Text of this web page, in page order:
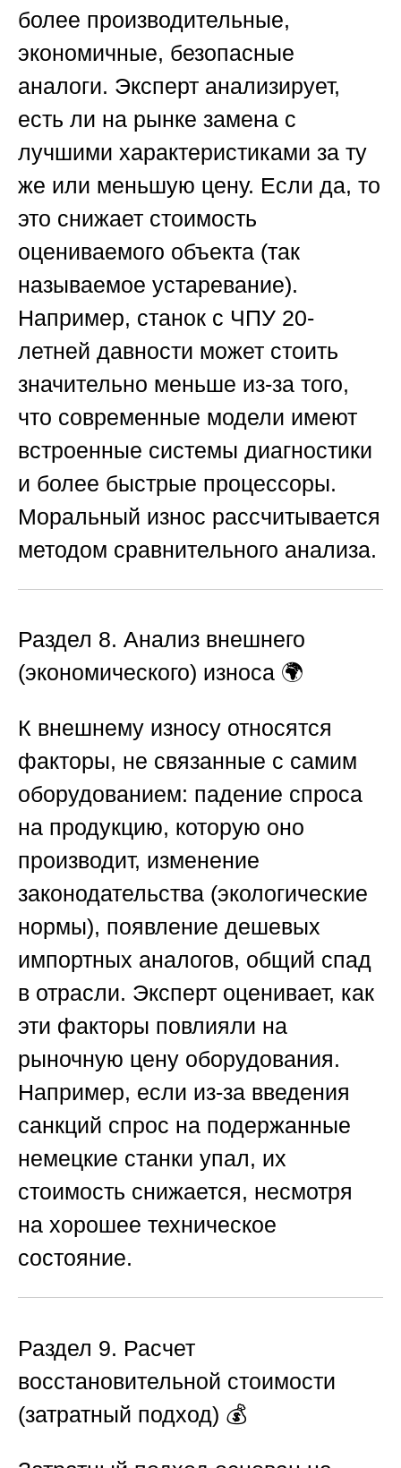
более производительные,
экономичные, безопасные
аналоги. Эксперт анализирует,
есть ли на рынке замена с
лучшими характеристиками за ту
же или меньшую цену. Если да, то
это снижает стоимость
оцениваемого объекта (так
называемое устаревание).
Например, станок с ЧПУ 20-
летней давности может стоить
значительно меньше из-за того,
что современные модели имеют
встроенные системы диагностики
и более быстрые процессоры.
Моральный износ рассчитывается
методом сравнительного анализа.
Раздел 8. Анализ внешнего
(экономического) износа 🌍
К внешнему износу относятся
факторы, не связанные с самим
оборудованием: падение спроса
на продукцию, которую оно
производит, изменение
законодательства (экологические
нормы), появление дешевых
импортных аналогов, общий спад
в отрасли. Эксперт оценивает, как
эти факторы повлияли на
рыночную цену оборудования.
Например, если из-за введения
санкций спрос на подержанные
немецкие станки упал, их
стоимость снижается, несмотря
на хорошее техническое
состояние.
Раздел 9. Расчет
восстановительной стоимости
(затратный подход) 💰